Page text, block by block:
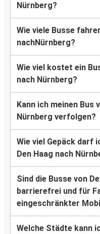
Nürnberg?
Wie viele Busse
nachNürnberg?
Wie viel kostet ein
nach Nürnberg?
Kann ich meinen Bus
Nürnberg verfolgen?
Wie viel Gepäck darf
Den Haag nach
Sind die Busse von
barrierefrei und für
eingeschränkter
Welche Städte kann